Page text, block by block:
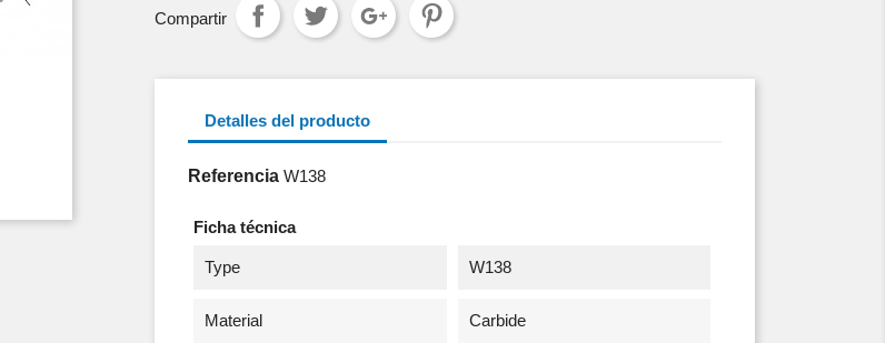
Compartir
Detalles del producto
Referencia W138
Ficha técnica
Type W138
Material Carbide